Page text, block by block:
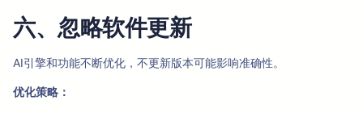
六、忽略软件更新
AI引擎和功能不断优化，不更新版本可能影响准确性。
优化策略：